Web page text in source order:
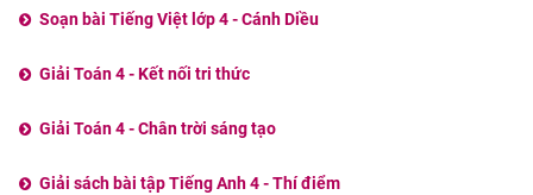
Soạn bài Tiếng Việt lớp 4 - Cánh Diều
Giải Toán 4 - Kết nối tri thức
Giải Toán 4 - Chân trời sáng tạo
Giải sách bài tập Tiếng Anh 4 - Thí điểm